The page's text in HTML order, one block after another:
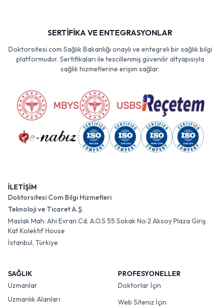
SERTİFİKA VE ENTEGRASYONLAR
Doktorsitesi.com Sağlık Bakanlığı onaylı ve entegreli bir sağlık bilgi
platformudur. Sertifikaları ile tescillenmiş güvenilir altyapısıyla
sağlık hizmetlerine erişim sağlar.
İLETİŞİM
Doktorsitesi Com Bilgi Hizmetleri
Teknoloji ve Ticaret A.Ş.
Maslak Mah. Ahi Evran Cd. A.O.S 55 Sokak No:2 Aksoy Plaza Giriş
Kat Kolektif House
İstanbul, Türkiye
SAĞLIK
Uzmanlar
Uzmanlık Alanları
PROFESYONELLER
Doktorlar İçin
Web Siteniz İçin